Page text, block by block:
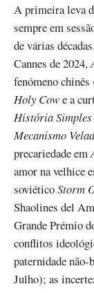
A primeira leva
sempre em
de várias
Cannes de 2024,
fenómeno chinês
Holy Cowe a
História Simples
Mecanismo
precariedade em
amor na velhice
soviéticoStorm
Shaolines del
Grande Prémio
conflitos
paternidade
Julho); as